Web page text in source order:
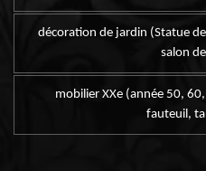
décoration de jardin (Statue
salon
mobilier XXe (année 50,
fauteuil,